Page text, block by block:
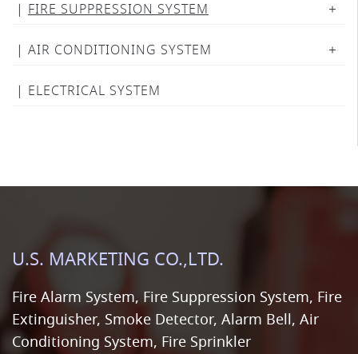
FIRE SUPPRESSION SYSTEM
AIR CONDITIONING SYSTEM
ELECTRICAL SYSTEM
U.S. MARKETING CO.,LTD.
Fire Alarm System, Fire Suppression System, Fire
Extinguisher, Smoke Detector, Alarm Bell, Air
Conditioning System, Fire Sprinkler